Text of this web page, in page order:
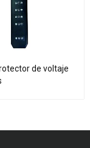
de voltaje